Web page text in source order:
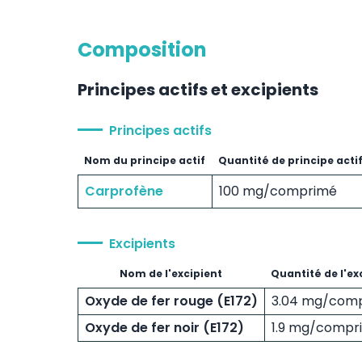
Composition
Principes actifs et excipients
Principes actifs
Nom du principe actif Quantité de principe actif
Carprofène 100 mg/comprimé
Excipients
Nom de l'excipient Quantité de
Oxyde de fer rouge (E172)
3.04 mg/
Oxyde de fer noir (E172)
1.9 mg/